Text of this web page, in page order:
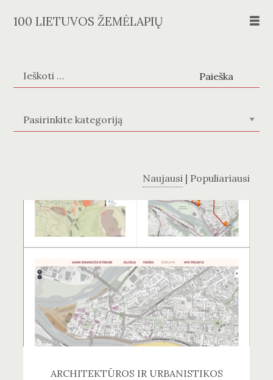
100 LIETUVOS ŽEMĖLAPIŲ
Ieškoti:
Žemėlapių kategorijos
Naujausi| Populiariausi
ARCHITEKTŪROS IR URBANISTIKOS